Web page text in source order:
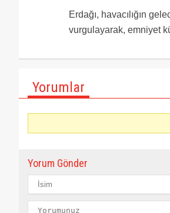
Erdağı, havacılığın
vurgulayarak, emniyet
Yorumlar
Yorum Gönder